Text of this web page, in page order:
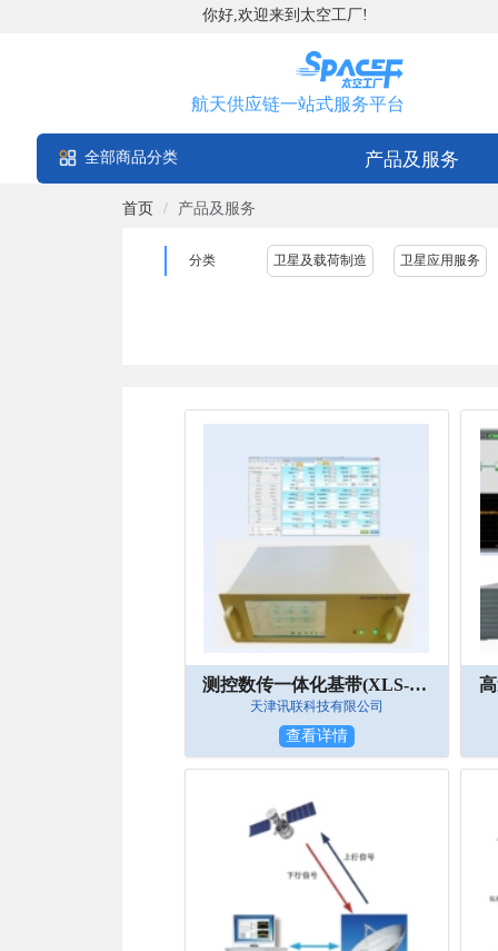
你好,欢迎来到太空工厂!
航天供应链一站式服务平台
全部商品分类 产品及服务
首页 / 产品及服务
分类 卫星及载荷制造 卫星应用服务
测控数传一体化基带(XLS-MCR)
天津讯联科技有限公司
查看详情